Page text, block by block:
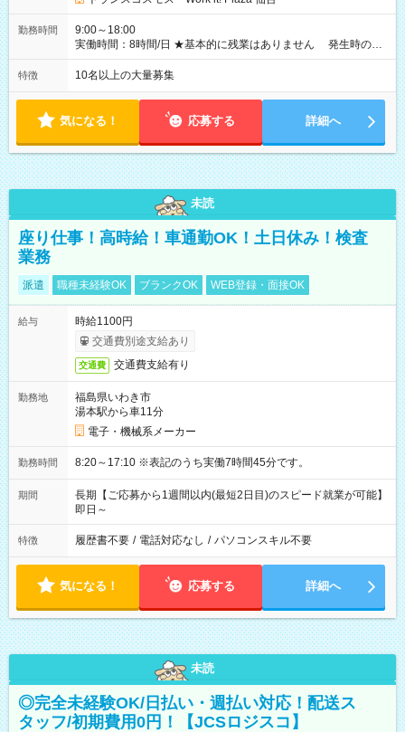
勤務時間
9:00～18:00
実働時間：8時間/日 ★基本的に残業はありません 発生時の残
業代は1分単位で支給いたします
特徴 10名以上の大量募集
気になる！ 応募する 詳細へ
未読
座り仕事！高時給！車通勤OK！土日休み！検査
業務
派遣 職種未経験OK ブランクOK WEB登録・面接OK
給与
時給1100円
交通費別途支給あり
交通費 交通費支給有り
勤務地
福島県いわき市
湯本駅から車11分
電子・機械系メーカー
勤務時間 8:20～17:10 ※表記のうち実働7時間45分です。
期間
長期【ご応募から1週間以内(最短2日目)のスピード就業が可能】
即日～
特徴 履歴書不要 / 電話対応なし / パソコンスキル不要
気になる！ 応募する 詳細へ
未読
◎完全未経験OK/日払い・週払い対応！配送ス
タッフ/初期費用0円！【JCSロジスコ】